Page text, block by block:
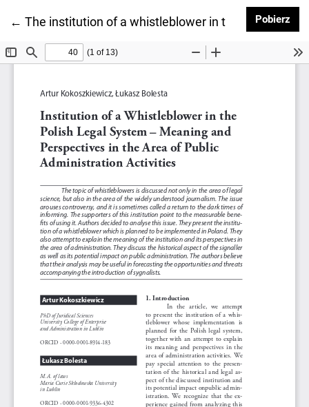
←Wróć do szczegółów artykułu
The institution of a whistleblower in the Polish
Pobierz